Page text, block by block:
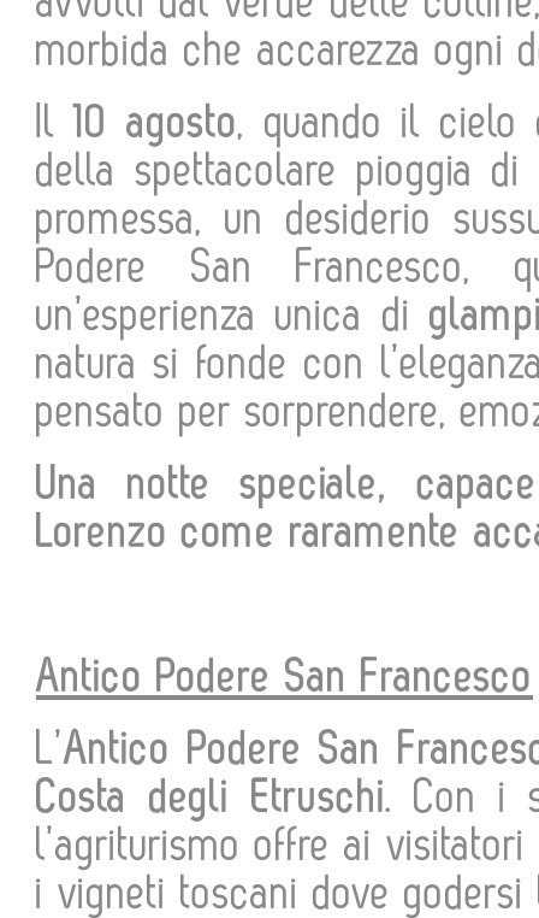
morbida che accarezza ogni
Il
10 agosto, quando il cielo
della spettacolare pioggia
promessa, un desiderio
Podere San Francesco,
un’esperienza unica di
natura si fonde con
pensato per sorprendere,
Una notte speciale,
Lorenzo come raramente
Antico Podere San Francesco
L’Antico Podere San
Costa degli Etruschi. Con i
l’agriturismo offre ai
i vigneti toscani dove